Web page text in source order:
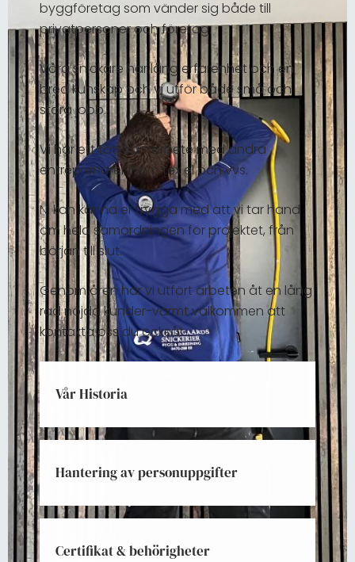
byggföretag som vänder sig både till
privatpersoner och företag.
Våra snickare har lång erfarenhet och en
bred kunskap och vi utför både små och
stora jobb.
Vi har ett tätt samarbete med andra
entreprenörer inom tex el och vvs.
Ni kan känna er trygga med att vi tar hand
om hela samordningen för projektet, från
början till slut.
Genom åren har vi utfört arbeten åt en lång
rad nöjda kunder-varmt välkommen att
kontakta oss du också!
Vår Historia
Hantering av personuppgifter
Certifikat & behörigheter